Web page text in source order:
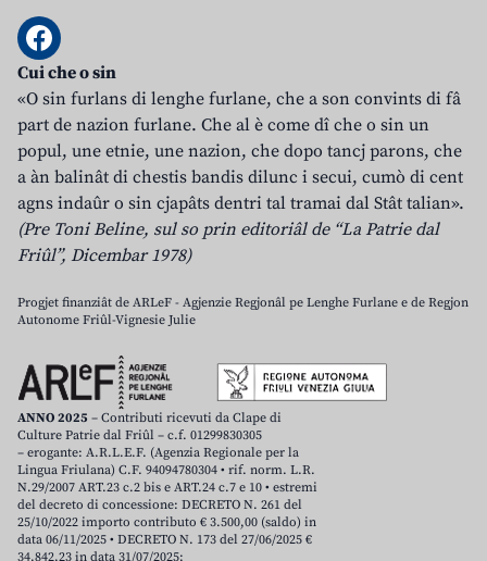
Cui che o sin
«O sin furlans di lenghe furlane, che a son convints di fâ
part de nazion furlane. Che al è come dî che o sin un
popul, une etnie, une nazion, che dopo tancj parons, che
a àn balinât di chestis bandis dilunc i secui, cumò di cent
agns indaûr o sin cjapâts dentri tal tramai dal Stât talian».
(Pre Toni Beline, sul so prin editoriâl de “La Patrie dal
Friûl”, Dicembar 1978)
Progjet finanziât de ARLeF - Agjenzie Regjonâl pe Lenghe Furlane e de Regjon
Autonome Friûl-Vignesie Julie
ANNO 2025 – Contributi ricevuti da Clape di
Culture Patrie dal Friûl – c.f. 01299830305
– erogante: A.R.L.E.F. (Agenzia Regionale per la
Lingua Friulana) C.F. 94094780304 • rif. norm. L.R.
N.29/2007 ART.23 c.2 bis e ART.24 c.7 e 10 • estremi
del decreto di concessione: DECRETO N. 261 del
25/10/2022 importo contributo € 3.500,00 (saldo) in
data 06/11/2025 • DECRETO N. 173 del 27/06/2025 €
34.842,23 in data 31/07/2025;